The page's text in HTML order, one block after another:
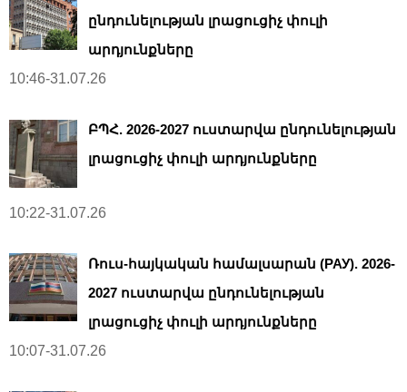
ընդունելության լրացուցիչ փուլի
արդյունքները
10:46-31.07.26
ԲՊՀ. 2026-2027 ուստարվա ընդունելության
լրացուցիչ փուլի արդյունքները
10:22-31.07.26
Ռուս-հայկական համալսարան (РАУ). 2026-
2027 ուստարվա ընդունելության
լրացուցիչ փուլի արդյունքները
10:07-31.07.26